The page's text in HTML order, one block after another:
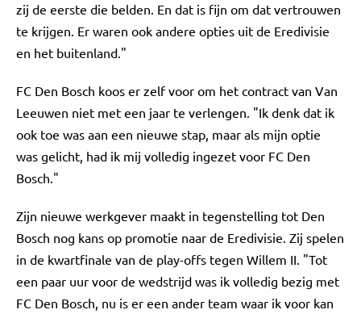
zij de eerste die belden. En dat is fijn om dat vertrouwen
te krijgen. Er waren ook andere opties uit de Eredivisie
en het buitenland."
FC Den Bosch koos er zelf voor om het contract van Van
Leeuwen niet met een jaar te verlengen. "Ik denk dat ik
ook toe was aan een nieuwe stap, maar als mijn optie
was gelicht, had ik mij volledig ingezet voor FC Den
Bosch."
Zijn nieuwe werkgever maakt in tegenstelling tot Den
Bosch nog kans op promotie naar de Eredivisie. Zij spelen
in de kwartfinale van de play-offs tegen Willem II. "Tot
een paar uur voor de wedstrijd was ik volledig bezig met
FC Den Bosch, nu is er een ander team waar ik voor kan